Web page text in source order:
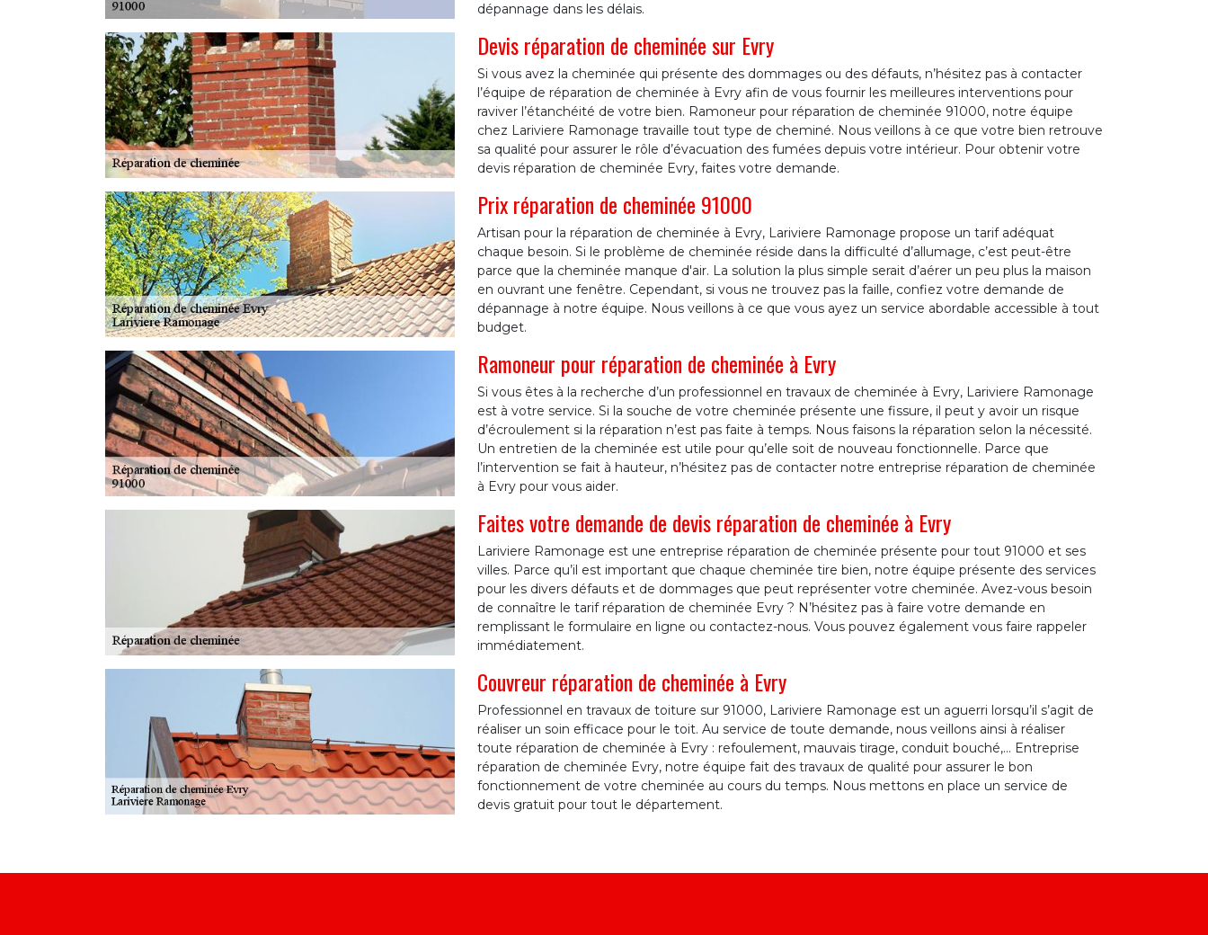
dépannage dans les délais.
Devis réparation de cheminée sur Evry
Si vous avez la cheminée qui présente des dommages ou des défauts, n’hésitez pas à contacter
l’équipe de réparation de cheminée à Evry afin de vous fournir les meilleures interventions pour
raviver l’étanchéité de votre bien. Ramoneur pour réparation de cheminée 91000, notre équipe
chez Lariviere Ramonage travaille tout type de cheminé. Nous veillons à ce que votre bien retrouve
sa qualité pour assurer le rôle d’évacuation des fumées depuis votre intérieur. Pour obtenir votre
devis réparation de cheminée Evry, faites votre demande.
Prix réparation de cheminée 91000
Artisan pour la réparation de cheminée à Evry, Lariviere Ramonage propose un tarif adéquat
chaque besoin. Si le problème de cheminée réside dans la difficulté d’allumage, c’est peut-être
parce que la cheminée manque d'air. La solution la plus simple serait d’aérer un peu plus la maison
en ouvrant une fenêtre. Cependant, si vous ne trouvez pas la faille, confiez votre demande de
dépannage à notre équipe. Nous veillons à ce que vous ayez un service abordable accessible à tout
budget.
Ramoneur pour réparation de cheminée à Evry
Si vous êtes à la recherche d’un professionnel en travaux de cheminée à Evry, Lariviere Ramonage
est à votre service. Si la souche de votre cheminée présente une fissure, il peut y avoir un risque
d’écroulement si la réparation n’est pas faite à temps. Nous faisons la réparation selon la nécessité.
Un entretien de la cheminée est utile pour qu’elle soit de nouveau fonctionnelle. Parce que
l’intervention se fait à hauteur, n’hésitez pas de contacter notre entreprise réparation de cheminée
à Evry pour vous aider.
Faites votre demande de devis réparation de cheminée à Evry
Lariviere Ramonage est une entreprise réparation de cheminée présente pour tout 91000 et ses
villes. Parce qu’il est important que chaque cheminée tire bien, notre équipe présente des services
pour les divers défauts et de dommages que peut représenter votre cheminée. Avez-vous besoin
de connaître le tarif réparation de cheminée Evry ? N’hésitez pas à faire votre demande en
remplissant le formulaire en ligne ou contactez-nous. Vous pouvez également vous faire rappeler
immédiatement.
Couvreur réparation de cheminée à Evry
Professionnel en travaux de toiture sur 91000, Lariviere Ramonage est un aguerri lorsqu’il s’agit de
réaliser un soin efficace pour le toit. Au service de toute demande, nous veillons ainsi à réaliser
toute réparation de cheminée à Evry : refoulement, mauvais tirage, conduit bouché,… Entreprise
réparation de cheminée Evry, notre équipe fait des travaux de qualité pour assurer le bon
fonctionnement de votre cheminée au cours du temps. Nous mettons en place un service de
devis gratuit pour tout le département.